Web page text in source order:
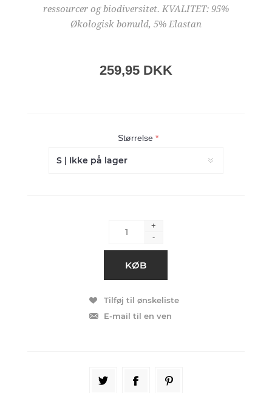
ressourcer og biodiversitet. KVALITET: 95%
Økologisk bomuld, 5% Elastan
259,95 DKK
Størrelse*
+
-